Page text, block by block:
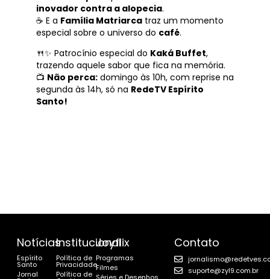
inovador contra a alopecia.
☕ E a Família Matriarcatraz um momento
especial sobre o universo do café.
🍴✨ Patrocínio especial do Kaká Buffet,
trazendo aquele sabor que fica na memória.
📺 Não perca:domingo às 10h, com reprise na
segunda às 14h, só na RedeTV Espírito
Santo!
Notícias
Espírito
Santo
Jornal
Institucional
Política de
Privacidade
Política de
Joyflix
Programas
Filmes
Contato
suporte@zyl9.com.br